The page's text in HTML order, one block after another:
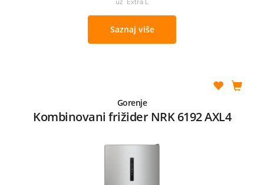
Saznaj više
Gorenje
Kombinovani frižider NRK 6192 AXL4